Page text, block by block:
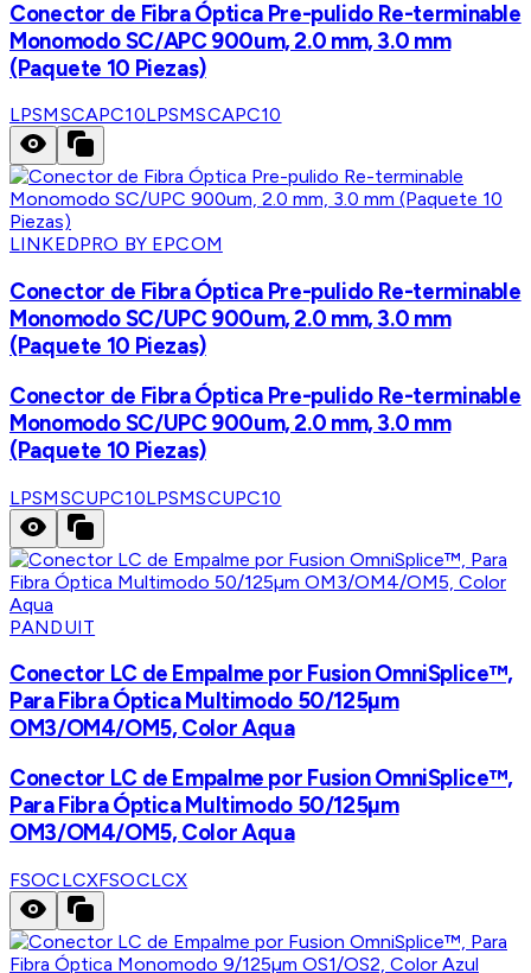
Conector de Fibra Óptica Pre-pulido Re-terminable
Monomodo SC/APC 900um, 2.0 mm, 3.0 mm
(Paquete 10 Piezas)
LPSMSCAPC10LPSMSCAPC10
LINKEDPRO BY EPCOM
Conector de Fibra Óptica Pre-pulido Re-terminable
Monomodo SC/UPC 900um, 2.0 mm, 3.0 mm
(Paquete 10 Piezas)
Conector de Fibra Óptica Pre-pulido Re-terminable
Monomodo SC/UPC 900um, 2.0 mm, 3.0 mm
(Paquete 10 Piezas)
LPSMSCUPC10LPSMSCUPC10
PANDUIT
Conector LC de Empalme por Fusion OmniSplice™,
Para Fibra Óptica Multimodo 50/125µm
OM3/OM4/OM5, Color Aqua
Conector LC de Empalme por Fusion OmniSplice™,
Para Fibra Óptica Multimodo 50/125µm
OM3/OM4/OM5, Color Aqua
FSOCLCXFSOCLCX